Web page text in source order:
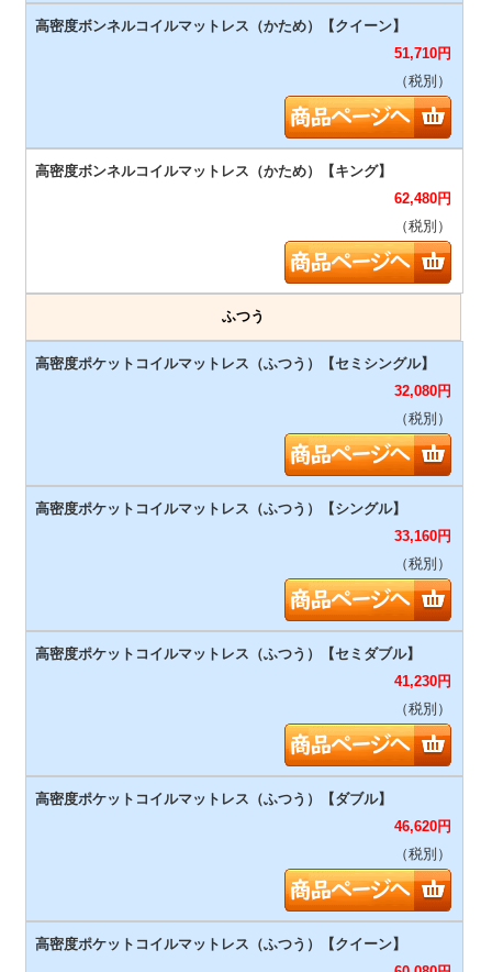
51,710円
（税別）
62,480円
（税別）
ふつう
32,080円
（税別）
33,160円
（税別）
41,230円
（税別）
46,620円
（税別）